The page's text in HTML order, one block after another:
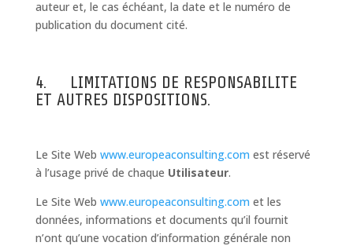
auteur et, le cas échéant, la date et le numéro de
publication du document cité.
4. LIMITATIONS DE RESPONSABILITE
ET AUTRES DISPOSITIONS.
Le Site Web www.europeaconsulting.com est réservé
à l’usage privé de chaque Utilisateur.
Le Site Web www.europeaconsulting.com et les
données, informations et documents qu’il fournit
n’ont qu’une vocation d’information générale non